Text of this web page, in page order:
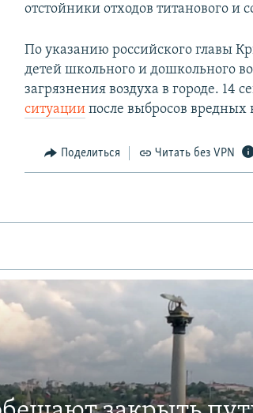
отстойники отходов титанового и
По указанию российского главы
детей школьного и дошкольного
загрязнения воздуха в городе. 14
ситуации после выбросов
Поделиться Читать без VPN